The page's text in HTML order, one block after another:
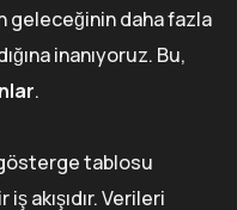
geleceğinin daha fazla
inanıyoruz. Bu,
.
gösterge tablosu
akışıdır. Verileri